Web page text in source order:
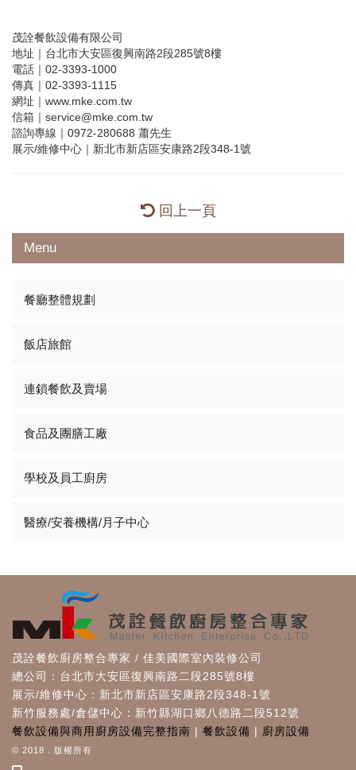
茂詮餐飲設備有限公司
地址｜台北市大安區復興南路2段285號8樓
電話｜02-3393-1000
傳真｜02-3393-1115
網址｜www.mke.com.tw
信箱｜service@mke.com.tw
諮詢專線｜0972-280688 蕭先生
展示/維修中心｜新北市新店區安康路2段348-1號
回上一頁
Menu
餐廳整體規劃
飯店旅館
連鎖餐飲及賣場
食品及團膳工廠
學校及員工廚房
醫療/安養機構/月子中心
茂詮餐飲廚房整合專家 / 佳美國際室內裝修公司
總公司：台北市大安區復興南路二段285號8樓
展示/維修中心：新北市新店區安康路2段348-1號
新竹服務處/倉儲中心：新竹縣湖口鄉八德路二段512號
餐飲設備與商用廚房設備完整指南 | 餐飲設備 | 廚房設備
© 2018 . 版權所有